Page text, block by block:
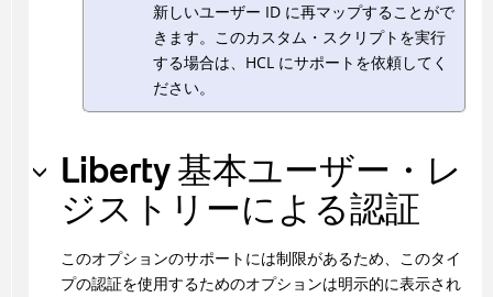
新しいユーザー ID に再マップすることがで
きます。このカスタム・スクリプトを実行
する場合は、HCL にサポートを依頼してく
ださい。
Liberty 基本ユーザー・レ
ジストリーによる認証
このオプションのサポートには制限があるため、このタイ
プの認証を使用するためのオプションは明示的に表示され